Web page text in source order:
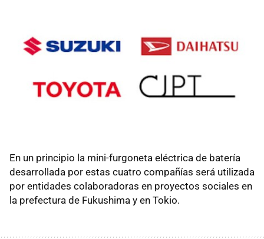
En un principio la mini-furgoneta eléctrica de batería
desarrollada por estas cuatro compañías será utilizada
por entidades colaboradoras en proyectos sociales en
la prefectura de Fukushima y en Tokio.